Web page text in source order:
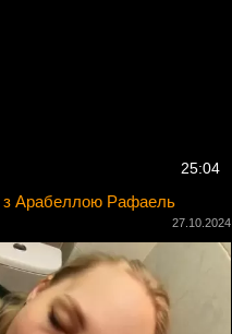
25:04
з Арабеллою Рафаель
27.10.2024